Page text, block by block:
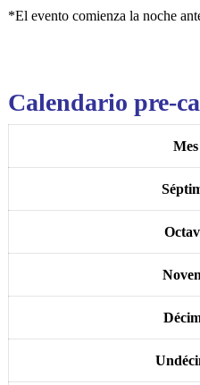
*El evento comienza la noche
Calendario pre-
Mes